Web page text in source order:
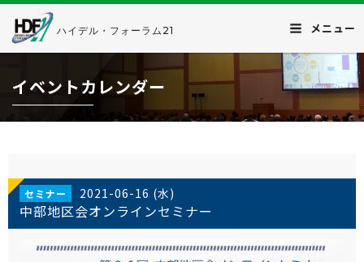
ハイデル・フォーラム21 メニュー
イベントカレンダー
セミナー 2021-06-16 (水)
中部地区会オンラインセミナー